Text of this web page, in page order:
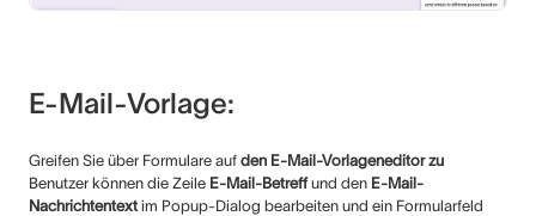
E-Mail-Vorlage:
Greifen Sie über Formulare auf den E-Mail-Vorlageneditor zu
Benutzer können die Zeile E-Mail-Betreffund den E-Mail-
Nachrichtentext im Popup-Dialog bearbeiten und ein Formularfeld